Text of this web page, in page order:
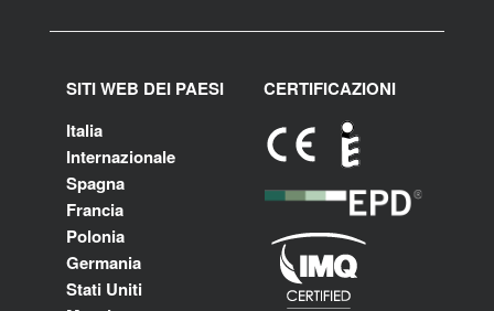
SITI WEB DEI PAESI
Italia
Internazionale
Spagna
Francia
Polonia
Germania
Stati Uniti
CERTIFICAZIONI